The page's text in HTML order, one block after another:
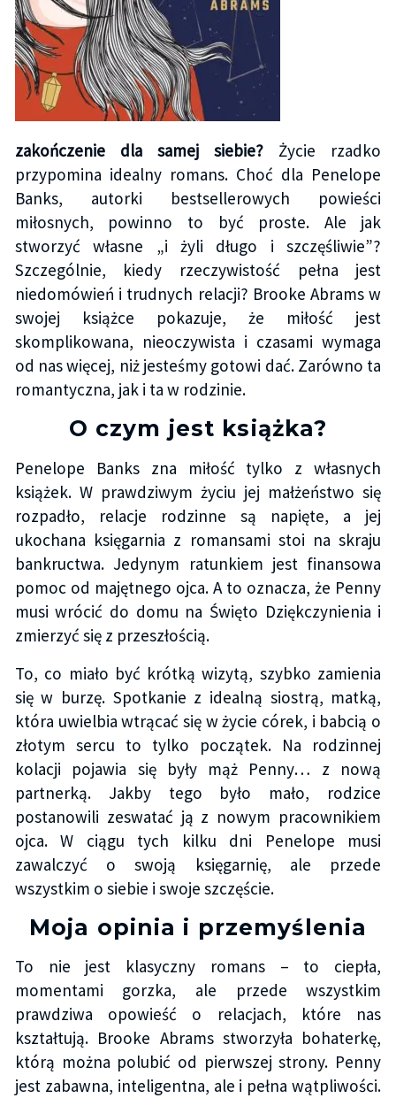
zakończenie dla samej siebie?Życie rzadko
przypomina idealny romans. Choć dla Penelope
Banks, autorki bestsellerowych powieści
miłosnych, powinno to być proste. Ale jak
stworzyć własne „i żyli długo i szczęśliwie”?
Szczególnie, kiedy rzeczywistość pełna jest
niedomówień i trudnych relacji? Brooke Abrams w
swojej książce pokazuje, że miłość jest
skomplikowana, nieoczywista i czasami wymaga
od nas więcej, niż jesteśmy gotowi dać. Zarówno ta
romantyczna, jak i ta w rodzinie.
O czym jest książka?
Penelope Banks zna miłość tylko z własnych
książek. W prawdziwym życiu jej małżeństwo się
rozpadło, relacje rodzinne są napięte, a jej
ukochana księgarnia z romansami stoi na skraju
bankructwa. Jedynym ratunkiem jest finansowa
pomoc od majętnego ojca. A to oznacza, że Penny
musi wrócić do domu na Święto Dziękczynienia i
zmierzyć się z przeszłością.
To, co miało być krótką wizytą, szybko zamienia
się w burzę. Spotkanie z idealną siostrą, matką,
która uwielbia wtrącać się w życie córek, i babcią o
złotym sercu to tylko początek. Na rodzinnej
kolacji pojawia się były mąż Penny… z nową
partnerką. Jakby tego było mało, rodzice
postanowili zeswatać ją z nowym pracownikiem
ojca. W ciągu tych kilku dni Penelope musi
zawalczyć o swoją księgarnię, ale przede
wszystkim o siebie i swoje szczęście.
Moja opinia i przemyślenia
To nie jest klasyczny romans – to ciepła,
momentami gorzka, ale przede wszystkim
prawdziwa opowieść o relacjach, które nas
kształtują. Brooke Abrams stworzyła bohaterkę,
którą można polubić od pierwszej strony. Penny
jest zabawna, inteligentna, ale i pełna wątpliwości.